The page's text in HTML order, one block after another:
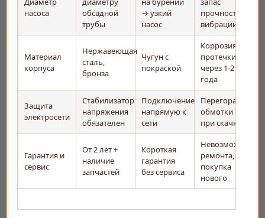
насоса
обсадной
трубы
→ узкий
насос
прочности,
вибрации
Материал
корпуса
Нержавеющая
сталь,
бронза
Чугун с
покраской
Коррозия,
протечки
через 1-2
года
Защита
электросети
Стабилизатор
напряжения
обязателен
Подключение
напрямую к
сети
Перегорание
обмотки
при скачках
Гарантия и
сервис
От 2 лет +
наличие
запчастей
Короткая
гарантия
без сервиса
Невозможность
ремонта,
покупка
нового